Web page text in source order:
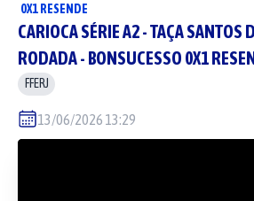
0X1 RESENDE
CARIOCA SÉRIE A2 - TAÇA SANTOS
RODADA - BONSUCESSO 0X1
FFERJ
13/06/2026 13:29